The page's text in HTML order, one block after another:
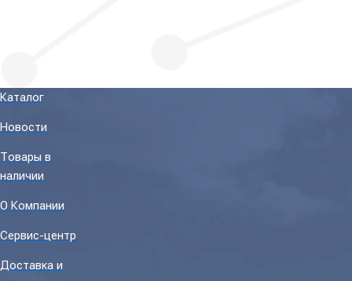
Каталог
Новости
Товары в
наличии
О Компании
Сервис-центр
Доставка и